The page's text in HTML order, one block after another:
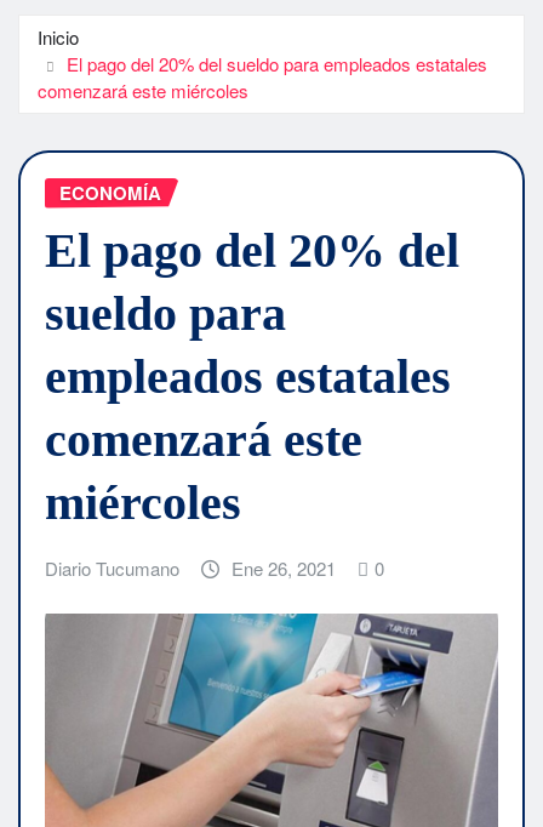
Inicio
El pago del 20% del sueldo para empleados estatales
comenzará este miércoles
ECONOMÍA
El pago del 20% del
sueldo para
empleados estatales
comenzará este
miércoles
Diario Tucumano Ene 26, 2021 0